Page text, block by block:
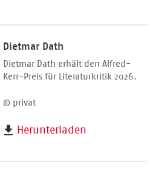
Dietmar Dath
Dietmar Dath erhält den Alfred-
Kerr-Preis für Literaturkritik 2026.
© privat
Herunterladen